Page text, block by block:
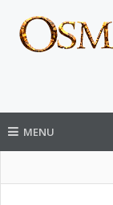
MENU